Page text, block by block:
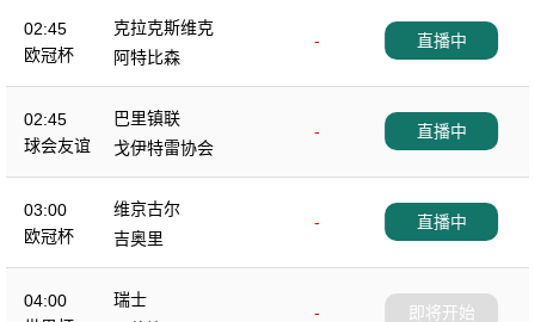
02:45
欧冠杯
克拉克斯维克
-
阿特比森
直播中
02:45
球会友谊
巴里镇联
-
戈伊特雷协会
直播中
03:00
欧冠杯
维京古尔
-
吉奥里
直播中
04:00
瑞士
-
即将开始